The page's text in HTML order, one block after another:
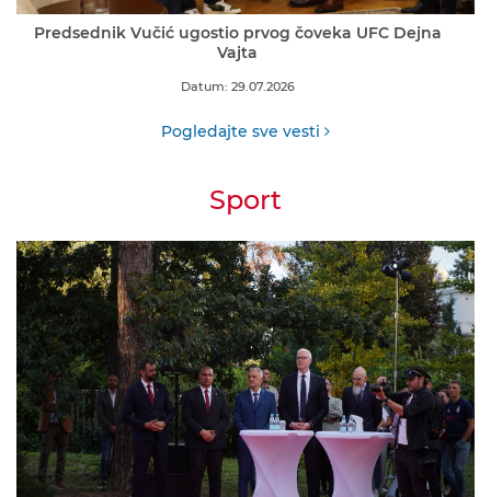
Predsednik Vučić ugostio prvog čoveka UFC Dejna
Vajta
Datum: 29.07.2026
Pogledajte sve vesti
Sport